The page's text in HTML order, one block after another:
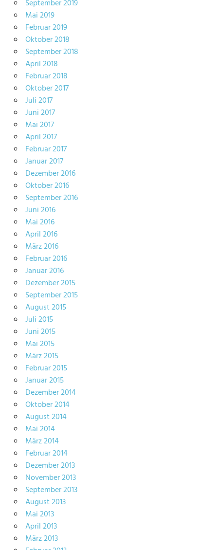
September 2019
Mai 2019
Februar 2019
Oktober 2018
September 2018
April 2018
Februar 2018
Oktober 2017
Juli 2017
Juni 2017
Mai 2017
April 2017
Februar 2017
Januar 2017
Dezember 2016
Oktober 2016
September 2016
Juni 2016
Mai 2016
April 2016
März 2016
Februar 2016
Januar 2016
Dezember 2015
September 2015
August 2015
Juli 2015
Juni 2015
Mai 2015
März 2015
Februar 2015
Januar 2015
Dezember 2014
Oktober 2014
August 2014
Mai 2014
März 2014
Februar 2014
Dezember 2013
November 2013
September 2013
August 2013
Mai 2013
April 2013
März 2013